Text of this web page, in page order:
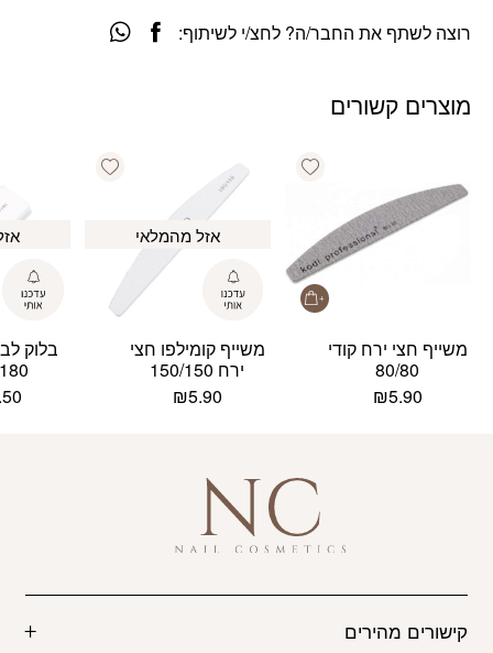
רוצה לשתף את החבר/ה? לחצ/י לשיתוף:
מוצרים קשורים
Add wishlist
משייף חצי ירח קודי
80/80
₪5.90
Add wishlist
אזל מהמלאי
משייף קומילפו חצי
ירח 150/150
₪5.90
בלוק
קישורים מהירים